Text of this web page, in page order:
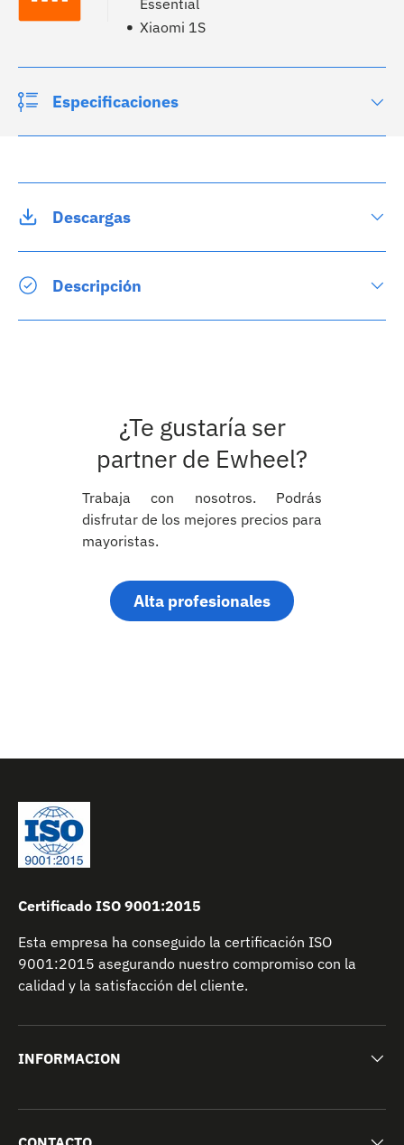
Xiaomi 1S
Especificaciones
Descargas
Descripción
¿Te gustaría ser
partner de Ewheel?
Trabaja con nosotros. Podrás
disfrutar de los mejores precios para
mayoristas.
Alta profesionales
Certificado ISO 9001:2015
Esta empresa ha conseguido la certificación ISO
9001:2015 asegurando nuestro compromiso con la
calidad y la satisfacción del cliente.
INFORMACION